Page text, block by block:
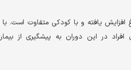
افزایش یافته و با کودکی متفاوت است.
افراد در این دوران به پیشگیری از